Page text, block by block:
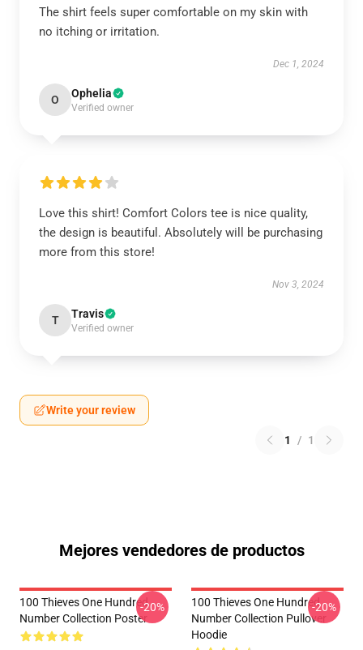
The shirt feels super comfortable on my skin with
no itching or irritation.
Dec 1, 2024
O Ophelia
Verified owner
Love this shirt! Comfort Colors tee is nice quality,
the design is beautiful. Absolutely will be purchasing
more from this store!
Nov 3, 2024
T Travis
Verified owner
Write your review
1 / 1
Mejores vendedores de productos
100 Thieves One Hundred
Number Collection Poster
-20%
100 Thieves One Hundred
Number Collection Pullover
Hoodie
-20%